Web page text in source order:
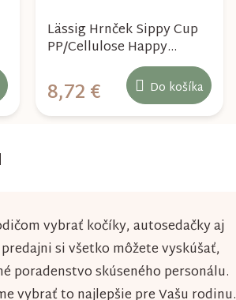
Lässig Hrnček Sippy Cup
PP/Cellulose Happy
Rascals Smile green
8,72 € Do košíka
vybrať kočíky, autosedačky aj
si všetko môžete vyskúšať,
poradenstvo skúseného personálu.
vybrať to najlepšie pre Vašu rodinu.